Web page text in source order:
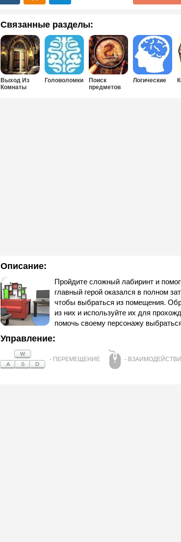
Связанные разделы:
Выход Из
Комнаты
Головоломки
Поиск
предметов
Логические
Описание:
Пройдите сложный лабиринт и
главный герой оказался в полном
чтобы выбраться из помещения.
из них и используйте их для
помочь своему персонажу
Управление:
W
A
S D
- ПЕРЕМЕЩЕНИЕ -